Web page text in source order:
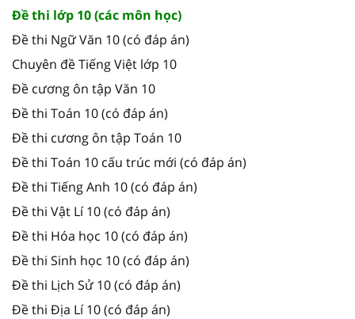
Đề thi lớp 10 (các môn học)
Đề thi Ngữ Văn 10 (có đáp án)
Chuyên đề Tiếng Việt lớp 10
Đề cương ôn tập Văn 10
Đề thi Toán 10 (có đáp án)
Đề thi cương ôn tập Toán 10
Đề thi Toán 10 cấu trúc mới (có đáp án)
Đề thi Tiếng Anh 10 (có đáp án)
Đề thi Vật Lí 10 (có đáp án)
Đề thi Hóa học 10 (có đáp án)
Đề thi Sinh học 10 (có đáp án)
Đề thi Lịch Sử 10 (có đáp án)
Đề thi Địa Lí 10 (có đáp án)